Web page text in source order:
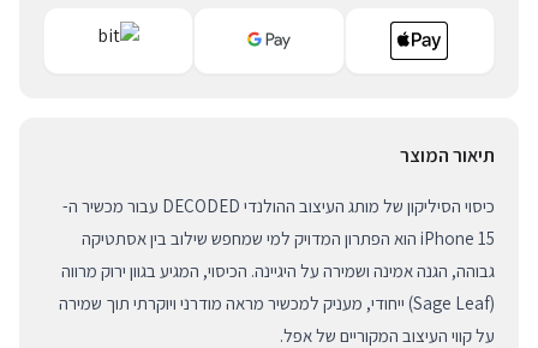
תיאור המוצר
כיסוי הסיליקון של מותג העיצוב ההולנדי DECODED עבור מכשיר ה-
iPhone 15 הוא הפתרון המדויק למי שמחפש שילוב בין אסתטיקה
גבוהה, הגנה אמינה ושמירה על היגיינה. הכיסוי, המגיע בגוון ירוק מרווה
(Sage Leaf) ייחודי, מעניק למכשיר מראה מודרני ויוקרתי תוך שמירה
על קווי העיצוב המקוריים של אפל.